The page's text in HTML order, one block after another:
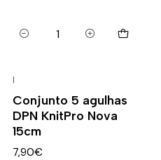
Quantidade
|
Conjunto 5 agulhas
DPN KnitPro Nova
15cm
7,90€